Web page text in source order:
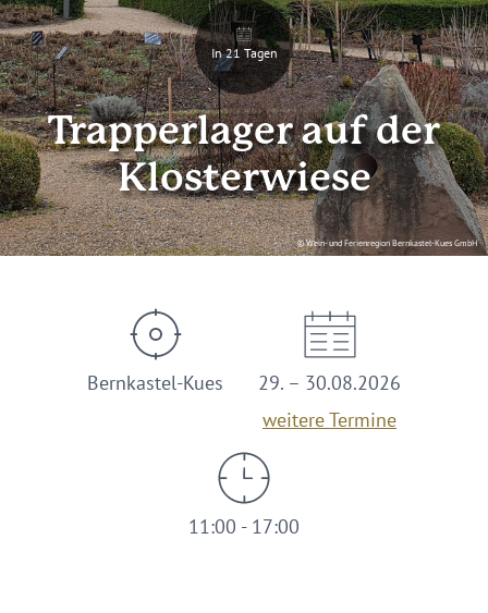
© Wein- und Ferienregion Bernkastel-Kues GmbH
In 21 Tagen
Trapperlager auf der
Klosterwiese
Bernkastel-Kues
29. – 30.08.2026
weitere Termine
11:00 - 17:00